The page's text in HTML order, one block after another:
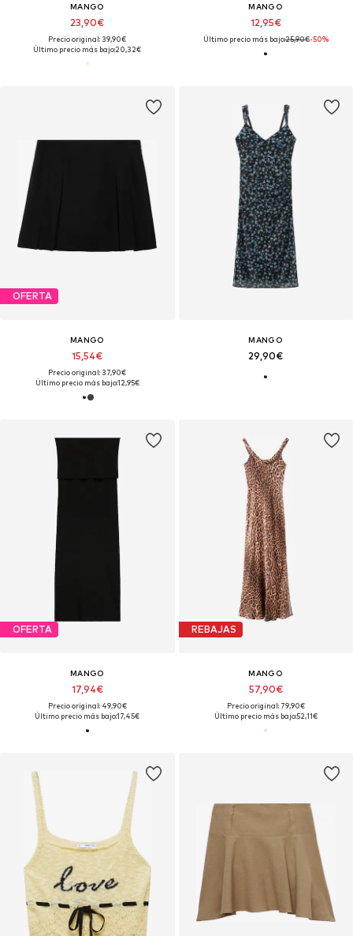
MANGO
23,90€
Precio original: 39,90€
Último precio más bajo:20,32€
MANGO
12,95€
Último precio más bajo:25,90€-50%
OFERTA
MANGO
15,54€
Precio original: 37,90€
Último precio más bajo:12,95€
MANGO
29,90€
OFERTA
MANGO
17,94€
Precio original: 49,90€
Último precio más bajo:17,45€
REBAJAS
MANGO
57,90€
Precio original: 79,90€
Último precio más bajo:52,11€